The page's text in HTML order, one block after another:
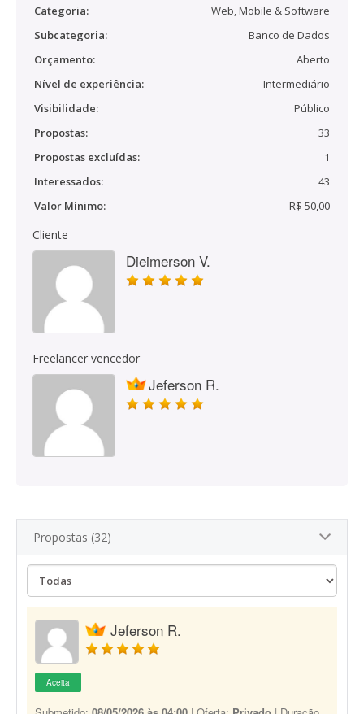
Categoria:
Web, Mobile & Software
Subcategoria:
Banco de Dados
Orçamento:
Aberto
Nível de experiência:
Intermediário
Visibilidade:
Público
Propostas:
33
Propostas excluídas:
1
Interessados:
43
Valor Mínimo:
R$ 50,00
Cliente
Dieimerson V.
Freelancer vencedor
Jeferson R.
Propostas (32)
Jeferson R.
Aceita